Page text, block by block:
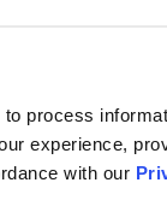
process
experience,
with our